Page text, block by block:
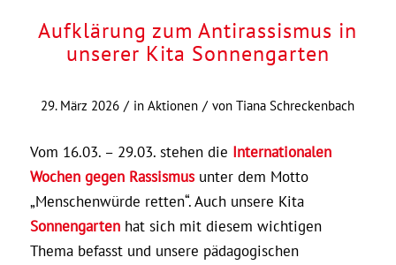
Aufklärung zum Antirassismus in
unserer Kita Sonnengarten
29. März 2026 / inAktionen / vonTiana Schreckenbach
Vom 16.03. – 29.03. stehen die Internationalen
Wochen gegen Rassismusunter dem Motto
„Menschenwürde retten“. Auch unsere Kita
Sonnengartenhat sich mit diesem wichtigen
Thema befasst und unsere pädagogischen